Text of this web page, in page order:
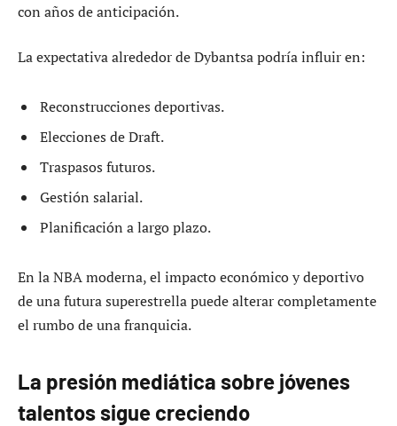
con años de anticipación.
La expectativa alrededor de Dybantsa podría influir en:
Reconstrucciones deportivas.
Elecciones de Draft.
Traspasos futuros.
Gestión salarial.
Planificación a largo plazo.
En la NBA moderna, el impacto económico y deportivo
de una futura superestrella puede alterar completamente
el rumbo de una franquicia.
La presión mediática sobre jóvenes
talentos sigue creciendo